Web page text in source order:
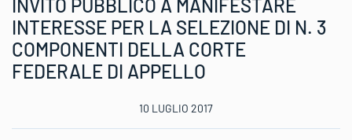
INVITO PUBBLICO A MANIFESTARE
INTERESSE PER LA SELEZIONE DI N. 3
COMPONENTI DELLA CORTE
FEDERALE DI APPELLO
10 LUGLIO 2017